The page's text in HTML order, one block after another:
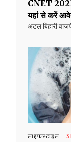
CNET
यहां से करें
अटल बिहारी
लाइफस्टाइल